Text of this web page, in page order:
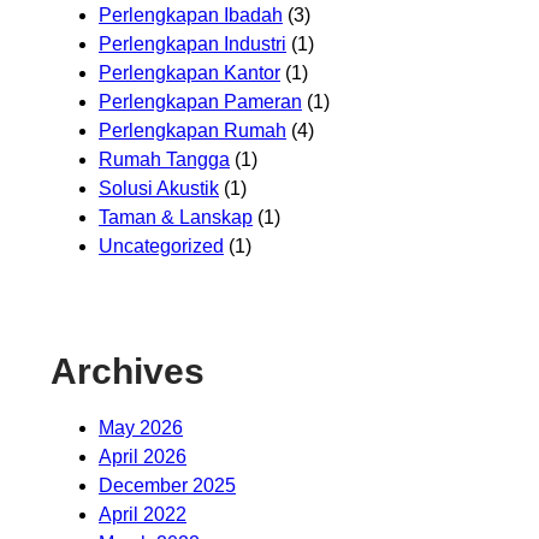
Perlengkapan Ibadah (3)
Perlengkapan Industri (1)
Perlengkapan Kantor (1)
Perlengkapan Pameran (1)
Perlengkapan Rumah (4)
Rumah Tangga (1)
Solusi Akustik (1)
Taman & Lanskap (1)
Uncategorized (1)
Archives
May 2026
April 2026
December 2025
April 2022